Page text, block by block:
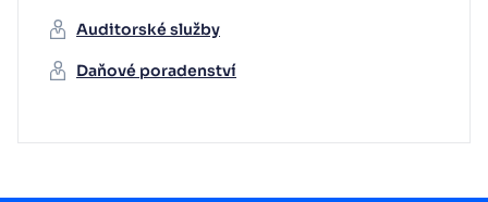
Auditorské služby
Daňové poradenství